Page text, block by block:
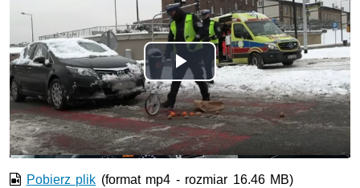
Odtwórz
wideo
Pobierz plik (format mp4 - rozmiar 16.46 MB)